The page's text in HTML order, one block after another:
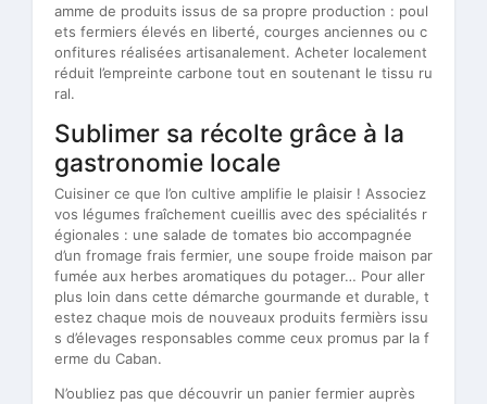
amme de produits issus de sa propre production : poul
ets fermiers élevés en liberté, courges anciennes ou c
onfitures réalisées artisanalement. Acheter localement
réduit l’empreinte carbone tout en soutenant le tissu ru
ral.
Sublimer sa récolte grâce à la
gastronomie locale
Cuisiner ce que l’on cultive amplifie le plaisir ! Associez
vos légumes fraîchement cueillis avec des spécialités r
égionales : une salade de tomates bio accompagnée
d’un fromage frais fermier, une soupe froide maison par
fumée aux herbes aromatiques du potager… Pour aller
plus loin dans cette démarche gourmande et durable, t
estez chaque mois de nouveaux produits fermièrs issu
s d’élevages responsables comme ceux promus par la f
erme du Caban.
N’oubliez pas que découvrir un panier fermier auprès